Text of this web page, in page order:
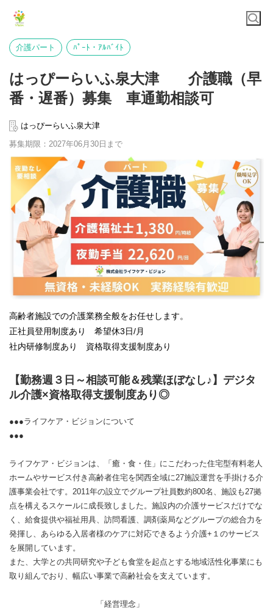
介護パート ﾊﾟｰﾄ・ｱﾙﾊﾞｲﾄ
はっぴーらいふ泉大津 介護職（早
番・遅番）募集 車通勤相談可
はっぴーらいふ泉大津
募集期限：2027年06月30日まで
高齢者施設での介護業務全般をお任せします。
正社員登用制度あり 希望休3日/月
社内研修制度あり 資格取得支援制度あり
【勤務週３日～相談可能＆残業ほぼなし♪】デジタ
ル介護×資格取得支援制度あり◎
●●●ライフケア・ビジョンについて
●●●
ライフケア・ビジョンは、「癒・食・住」にこだわった住宅型有料老人
ホームやサービス付き高齢者住宅を関西全域に27施設運営を手掛ける介
護事業会社です。2011年の設立でグループ社員数約800名、施設も27拠
点を構えるスケールに成長致しました。施設内の介護サービスだけでな
く、給食提供や福祉用具、訪問看護、調剤薬局などグループの総合力を
発揮し、あらゆる入居者様のケアに対応できるよう介護+１のサービス
を展開しています。
また、大学との共同研究や子ども食堂を起点とする地域活性化事業にも
取り組んでおり、幅広い事業で高齢社会を支えています。
「経営理念」